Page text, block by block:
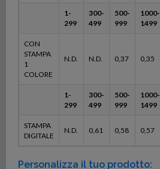
1-
299
300-
499
500-
999
1000-
1499
CON
STAMPA
1
COLORE
N.D. N.D. 0,37 0,35
1-
299
300-
499
500-
999
1000-
1499
STAMPA
DIGITALE
N.D. 0,61 0,58 0,57
Personalizza il tuo prodotto: